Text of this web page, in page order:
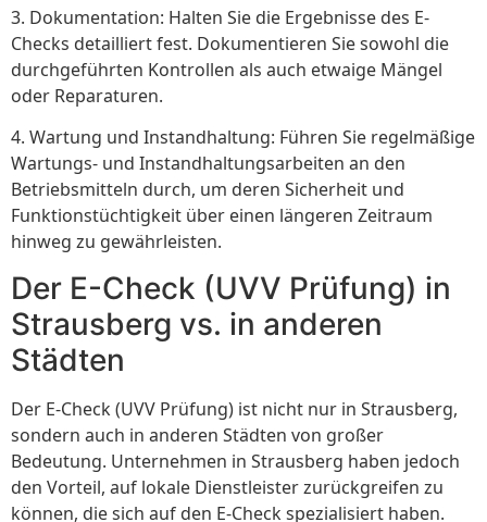
3. Dokumentation: Halten Sie die Ergebnisse des E-
Checks detailliert fest. Dokumentieren Sie sowohl die
durchgeführten Kontrollen als auch etwaige Mängel
oder Reparaturen.
4. Wartung und Instandhaltung: Führen Sie regelmäßige
Wartungs- und Instandhaltungsarbeiten an den
Betriebsmitteln durch, um deren Sicherheit und
Funktionstüchtigkeit über einen längeren Zeitraum
hinweg zu gewährleisten.
Der E-Check (UVV Prüfung) in
Strausberg vs. in anderen
Städten
Der E-Check (UVV Prüfung) ist nicht nur in Strausberg,
sondern auch in anderen Städten von großer
Bedeutung. Unternehmen in Strausberg haben jedoch
den Vorteil, auf lokale Dienstleister zurückgreifen zu
können, die sich auf den E-Check spezialisiert haben.